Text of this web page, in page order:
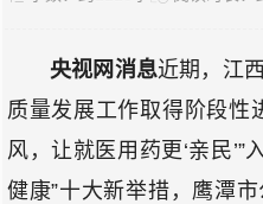
央视网消息近期，江
质量发展工作取得阶段性
风，让就医用药更‘亲民’”
健康”十大新举措，鹰潭